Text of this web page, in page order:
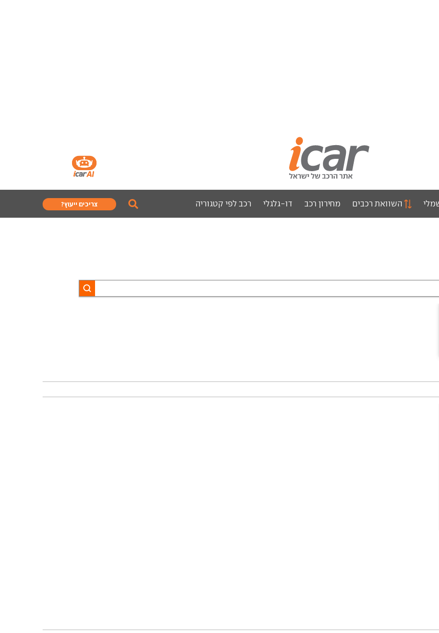
השוואת רכבים מחירון רכב דו-גלגלי רכב לפי קטגוריה צריכים ייעוץ?